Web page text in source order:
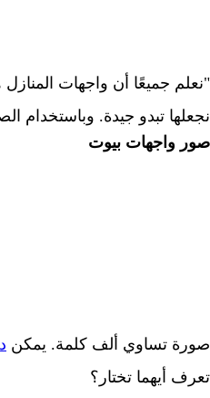
"نعلم جميعًا أن واجهات المنازل
نجعلها تبدو جيدة. وباستخدام
صور واجهات بيوت
صورة تساوي ألف كلمة. يمكن
تعرف أيهما تختار؟